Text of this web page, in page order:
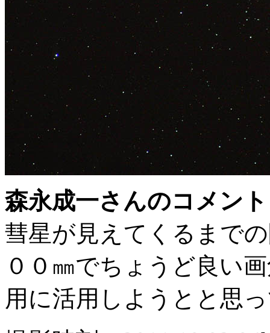
森永成一さんのコメン
彗星が見えてくるまで
００㎜でちょうど良い
用に活用しようとと思